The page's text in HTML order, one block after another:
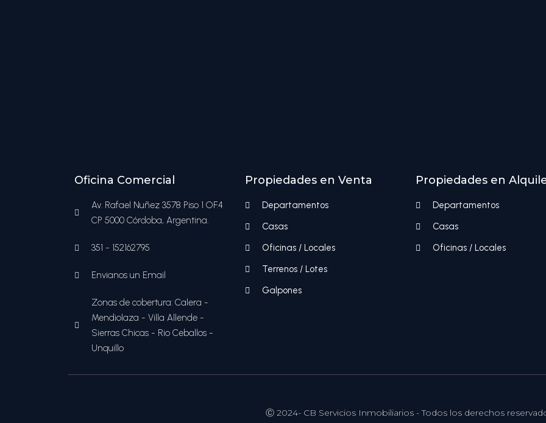
Oficina Comercial
Av. Rafael Nuñez 3578 Piso 1 OF.4
CP 5000 Córdoba, Argentina.
351 - 152162795
Envianos un Email
Zonas de cobertura: Calera -
Mendiolaza - Villa Allende -
Sierras Chicas - Rio Ceballos -
Unquillo
Propiedades en Venta
Departamentos
Casas
Oficinas / Locales
Terrenos / Lotes
Galpones
Propiedades en
Departamentos
Casas
Oficinas / Locales
Ⓒ 2024- CB Servicios Inmobiliarios - Todos los derechos